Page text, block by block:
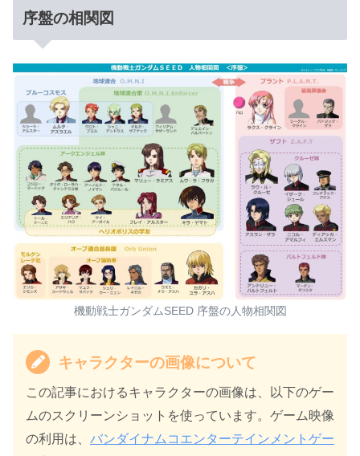
序盤の相関図
機動戦士ガンダムSEED 序盤の人物相関図
キャラクターの画像について
この記事におけるキャラクターの画像は、以下のゲー
ムのスクリーンショットを使っています。ゲーム映像
の利用は、 バンダイナムコエンターテインメントゲー